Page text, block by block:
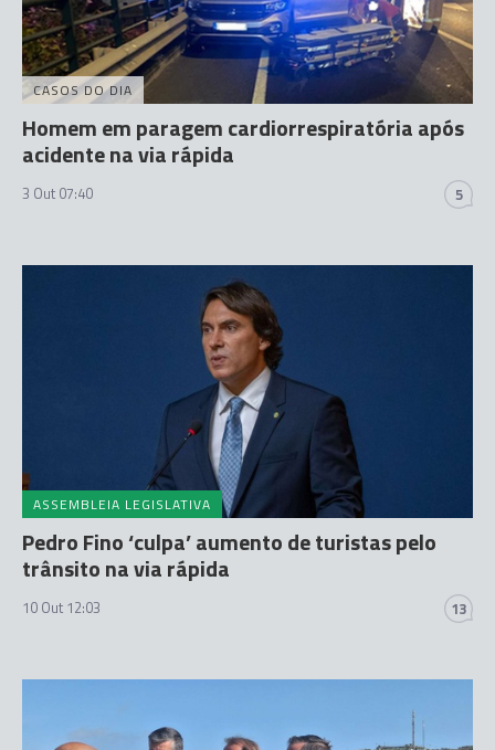
CASOS DO DIA
Homem em paragem cardiorrespiratória após
acidente na via rápida
3 Out 07:40 5
ASSEMBLEIA LEGISLATIVA
Pedro Fino ‘culpa’ aumento de turistas pelo
trânsito na via rápida
10 Out 12:03 13